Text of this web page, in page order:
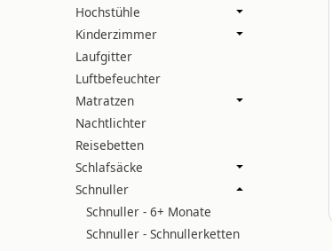
Hochstühle
Kinderzimmer
Laufgitter
Luftbefeuchter
Matratzen
Nachtlichter
Reisebetten
Schlafsäcke
Schnuller
Schnuller - 6+ Monate
Schnuller - Schnullerketten